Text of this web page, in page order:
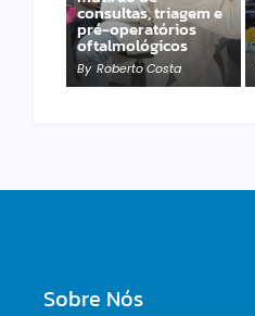
consultas, triagem e
pré-operatórios
oftalmológicos
By Roberto Costa
pistolas e 40
carregadores na BR-
060
By Roberto Costa
Sobre Nós